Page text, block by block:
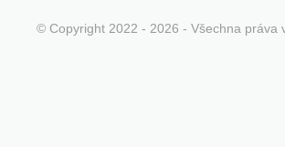
© Copyright 2022 - 2026 - Všechna práva